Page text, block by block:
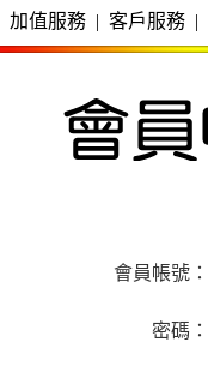
加值服務 | 客戶服務 |
會員帳號：
密碼：